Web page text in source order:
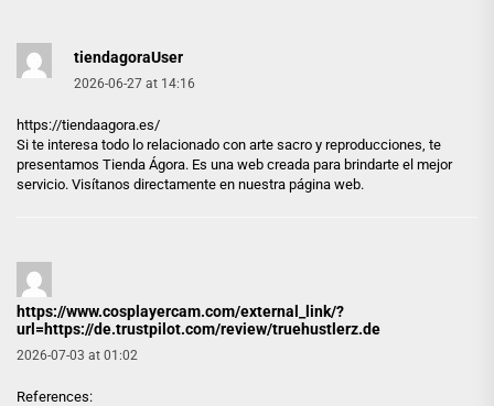
tiendagoraUser
2026-06-27 at 14:16
https://tiendaagora.es/
Si te interesa todo lo relacionado con arte sacro y reproducciones, te
presentamos Tienda Ágora. Es una web creada para brindarte el mejor
servicio. Visítanos directamente en nuestra página web.
https://www.cosplayercam.com/external_link/?
url=https://de.trustpilot.com/review/truehustlerz.de
2026-07-03 at 01:02
References: